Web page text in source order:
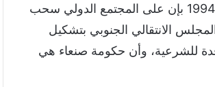
وقال توفيق جزوليت مراسل قناة (MBC) في حرب صيف 1994 بإن على المجتمع الدولي سحب
الانتقالي الجنوبي بتشكيل
للشرعية، وأن حكومة صنعاء هي